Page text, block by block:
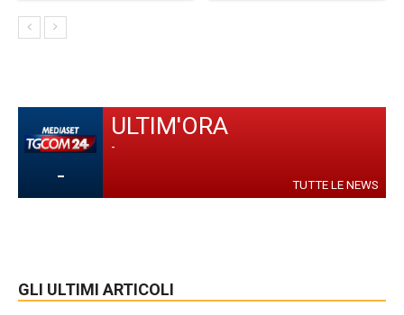
-
ULTIM'ORA
-
TUTTE LE NEWS
GLI ULTIMI ARTICOLI